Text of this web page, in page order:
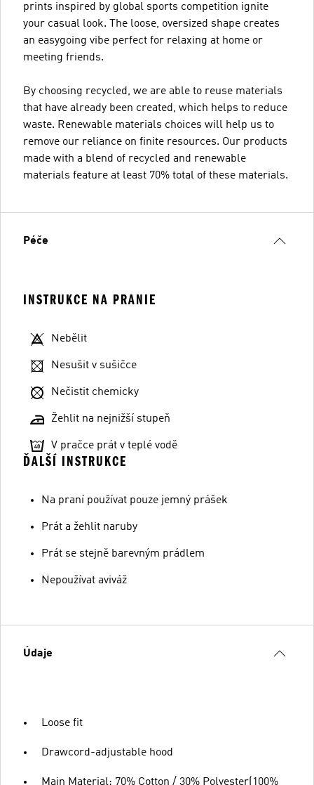
prints inspired by global sports competition ignite
your casual look. The loose, oversized shape creates
an easygoing vibe perfect for relaxing at home or
meeting friends.
By choosing recycled, we are able to reuse materials
that have already been created, which helps to reduce
waste. Renewable materials choices will help us to
remove our reliance on finite resources. Our products
made with a blend of recycled and renewable
materials feature at least 70% total of these materials.
Péče
INSTRUKCE NA PRANIE
Nebělit
Nesušit v sušičce
Nečistit chemicky
Žehlit na nejnižší stupeň
V pračce prát v teplé vodě
ĎALŠÍ INSTRUKCE
Na praní používat pouze jemný prášek
Prát a žehlit naruby
Prát se stejně barevným prádlem
Nepoužívat aviváž
Údaje
Loose fit
Drawcord-adjustable hood
Main Material: 70% Cotton / 30% Polyester(100%